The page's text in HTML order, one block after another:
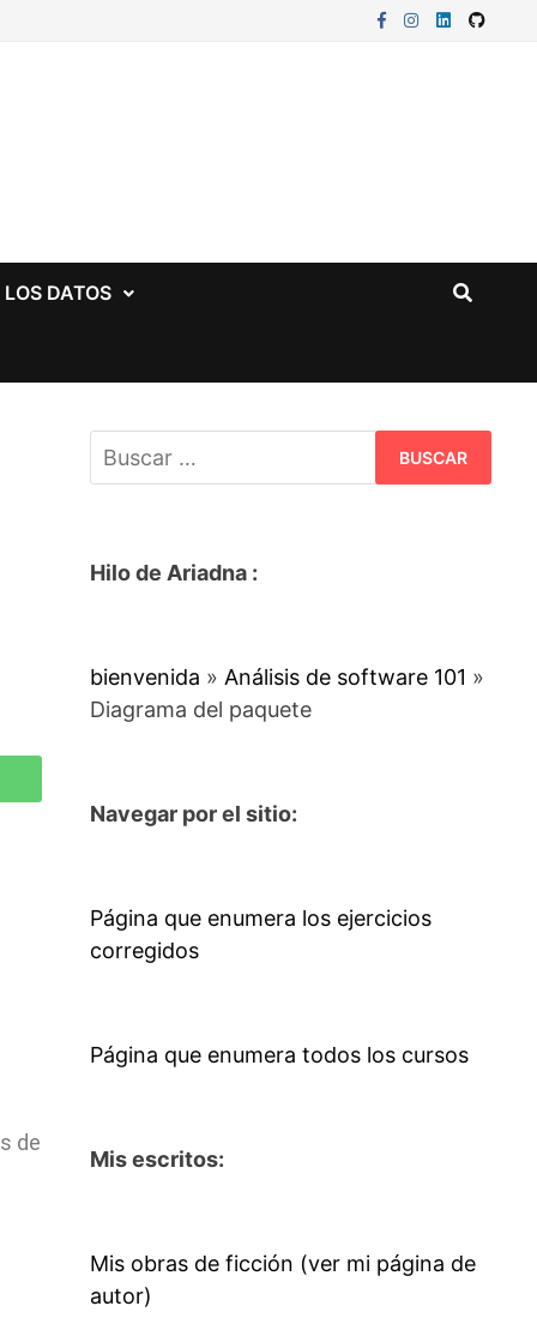
DATOS
de
Hilo de Ariadna :
bienvenida » Análisis de software 101 »
Diagrama del paquete
Navegar por el sitio:
Página que enumera los ejercicios
corregidos
Página que enumera todos los cursos
Mis escritos:
Mis obras de ficción (ver mi página de
autor)